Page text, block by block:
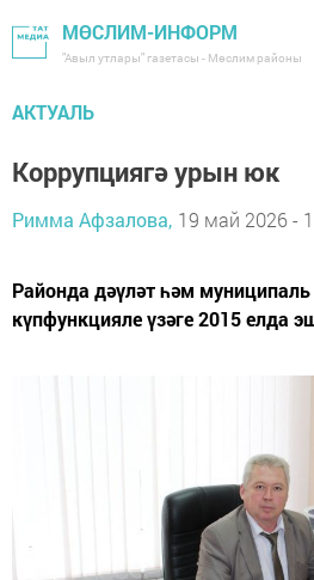
МӨСЛИМ-ИНФОРМ
"Авыл утлары" газетасы - Мөслим районы
АКТУАЛЬ
Коррупциягә урын юк
Римма Афзалова, 19 май 2026 -
Районда дәүләт һәм муниципаль
күпфункцияле үзәге 2015 елда